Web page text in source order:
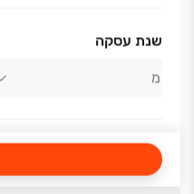
שנת עסקה